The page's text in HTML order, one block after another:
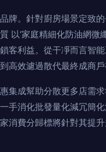
牌。針對廚房場景定致
以‘家庭精細化防油網微
客利益。從干凈而言智
高效濾過散代最終成商
集成幫助分散更多店需
手消化批發量化減冗簡
消費分歸標將針對其提